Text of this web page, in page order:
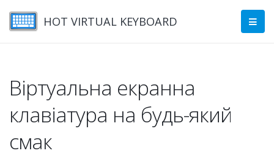
HOT VIRTUAL KEYBOARD
Віртуальна екранна
клавіатура на будь-який
смак